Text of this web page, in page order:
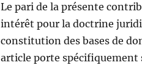
Le pari de la présente
intérêt pour la doctrine
constitution des bases de
article porte spécifiquement